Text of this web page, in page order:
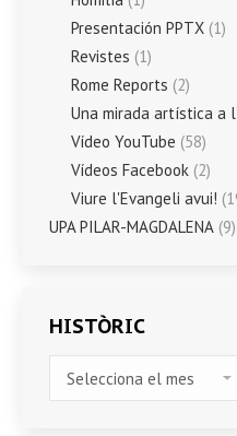
Presentación PPTX (1)
Revistes (1)
Rome Reports (2)
Una mirada artística a
Vídeo YouTube (58)
Vídeos Facebook (2)
Viure l'Evangeli avui!
UPA PILAR-MAGDALENA (9)
HISTÒRIC